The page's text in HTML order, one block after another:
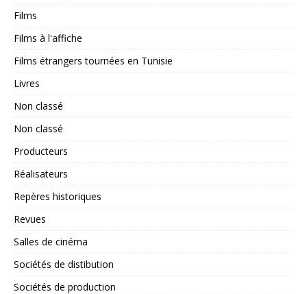
Films
Films à l'affiche
Films étrangers tournées en Tunisie
Livres
Non classé
Non classé
Producteurs
Réalisateurs
Repères historiques
Revues
Salles de cinéma
Sociétés de distibution
Sociétés de production